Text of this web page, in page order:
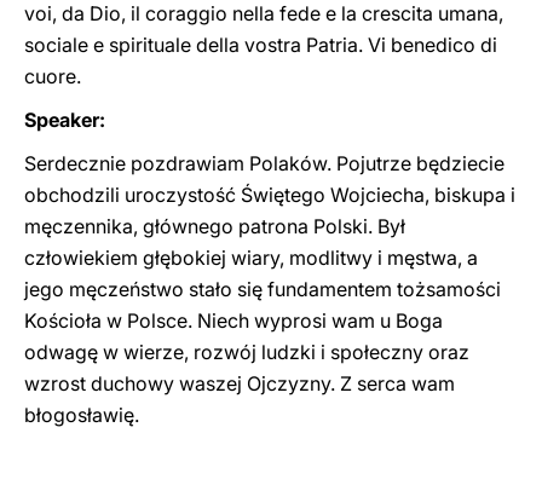
voi, da Dio, il coraggio nella fede e la crescita umana,
sociale e spirituale della vostra Patria. Vi benedico di
cuore.
Speaker:
Serdecznie pozdrawiam Polaków. Pojutrze będziecie
obchodzili uroczystość Świętego Wojciecha, biskupa i
męczennika, głównego patrona Polski. Był
człowiekiem głębokiej wiary, modlitwy i męstwa, a
jego męczeństwo stało się fundamentem tożsamości
Kościoła w Polsce. Niech wyprosi wam u Boga
odwagę w wierze, rozwój ludzki i społeczny oraz
wzrost duchowy waszej Ojczyzny. Z serca wam
błogosławię.